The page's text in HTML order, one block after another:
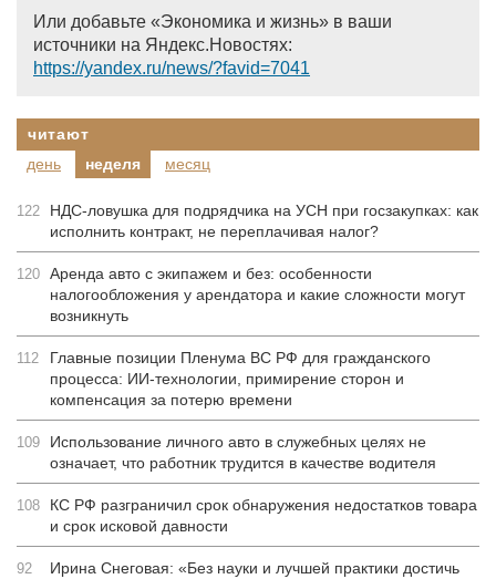
Или добавьте «Экономика и жизнь» в ваши
источники на Яндекс.Новостях:
https://yandex.ru/news/?favid=7041
читают
день
неделя месяц
122
НДС-ловушка для подрядчика на УСН при госзакупках: как
исполнить контракт, не переплачивая налог?
120 Аренда авто с экипажем и без: особенности
налогообложения у арендатора и какие сложности могут
возникнуть
112
Главные позиции Пленума ВС РФ для гражданского
процесса: ИИ-технологии, примирение сторон и
компенсация за потерю времени
109
Использование личного авто в служебных целях не
означает, что работник трудится в качестве водителя
108
КС РФ разграничил срок обнаружения недостатков товара
и срок исковой давности
92
Ирина Снеговая: «Без науки и лучшей практики достичь